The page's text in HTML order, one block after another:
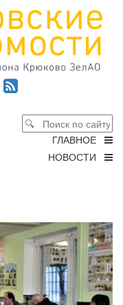
ГЛАВНОЕ
НОВОСТИ